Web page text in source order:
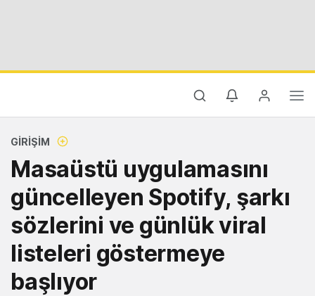
GIRIŞIM
Masaüstü uygulamasını
güncelleyen Spotify, şarkı
sözlerini ve günlük viral
listeleri göstermeye
başlıyor